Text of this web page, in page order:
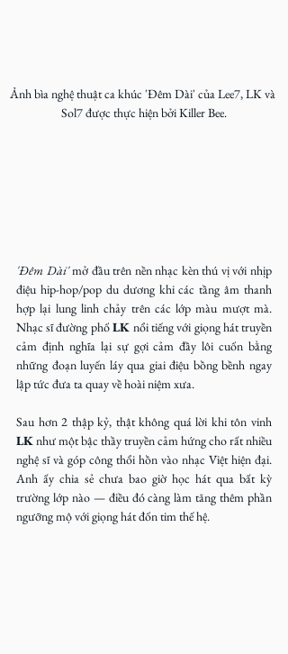
Ảnh bìa nghệ thuật ca khúc 'Đêm Dài' của Lee7, LK và
Sol7 được thực hiện bởi Killer Bee.
'Đêm Dài' mở đầu trên nền nhạc kèn thú vị với nhịp
điệu hip-hop/pop du dương khi các tầng âm thanh
hợp lại lung linh chảy trên các lớp màu mượt mà.
Nhạc sĩ đường phố LK nổi tiếng với giọng hát truyền
cảm định nghĩa lại sự gợi cảm đầy lôi cuốn bằng
những đoạn luyến láy qua giai điệu bồng bềnh ngay
lập tức đưa ta quay về hoài niệm xưa.
LK như một bậc thầy truyền cảm hứng cho rất nhiều
nghệ sĩ và góp công thổi hồn vào nhạc Việt hiện đại.
Anh ấy chia sẻ chưa bao giờ học hát qua bất kỳ
trường lớp nào — điều đó càng làm tăng thêm phần
ngưỡng mộ với giọng hát đốn tim thế hệ.